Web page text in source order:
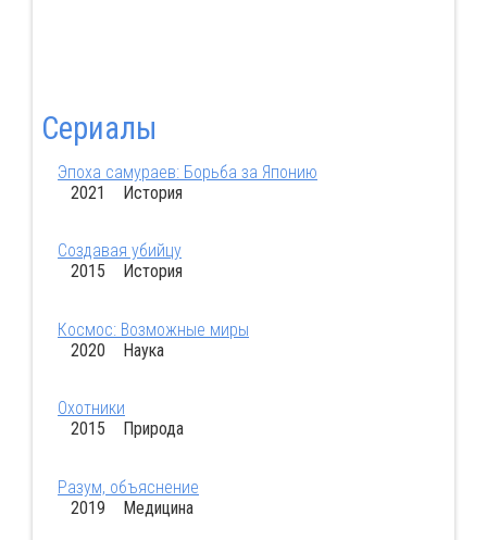
Сериалы
Эпоха самураев: Борьба за Японию
2021 История
Создавая убийцу
2015 История
Космос: Возможные миры
2020 Наука
Охотники
2015 Природа
Разум, объяснение
2019 Медицина